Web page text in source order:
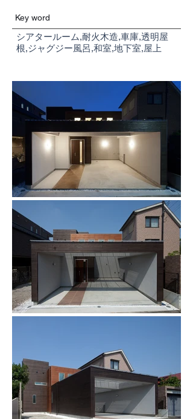
Key word
シアタールーム,耐火木造,車庫,透明屋
根,ジャグジー風呂,和室,地下室,屋上